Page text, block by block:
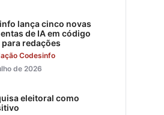
lança cinco novas
de IA em código
redações
Codesinfo
de 2026
eleitoral como